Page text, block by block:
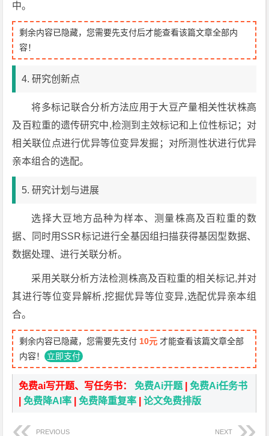
中。
剩余内容已隐藏，您需要先支付后才能查看该篇文章全部内
容！
4. 研究创新点
将多标记联合分析方法应用于大豆产量相关性状株高
及百粒重的遗传研究中,检测到主效标记和上位性标记；对
相关联位点进行优异等位变异发掘；对所测性状进行优异
亲本组合的选配。
5. 研究计划与进展
选择大豆地方品种为样本、测量株高及百粒重的数
据、同时用SSR标记进行全基因组扫描获得基因型数据、
数据处理、进行关联分析。
采用关联分析方法检测株高及百粒重的相关标记,并对
其进行等位变异解析,挖掘优异等位变异,选配优异亲本组
合。
剩余内容已隐藏，您需要先支付 10元 才能查看该篇文章全部
内容！ 立即支付
免费ai写开题、写任务书：免费Ai开题 |免费Ai任务书
|免费降AI率 |免费降重复率 |论文免费排版
PREVIOUS NEXT